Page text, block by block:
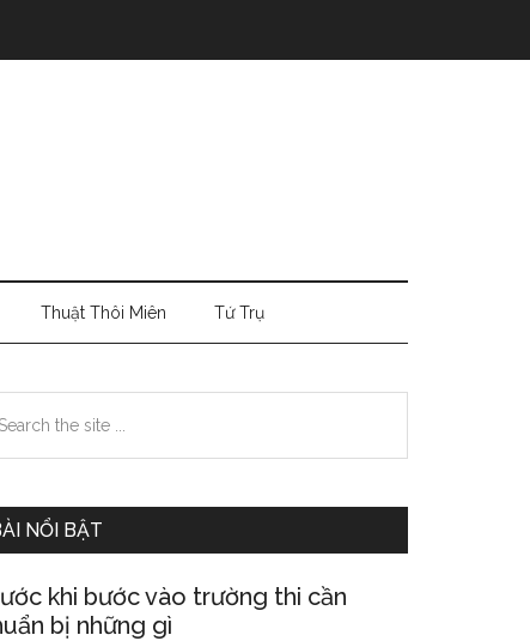
Thuật Thôi Miên Tứ Trụ
NỔI BẬT
khi bước vào trường thi cần
bị những gì